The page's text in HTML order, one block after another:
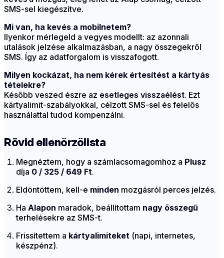
SMS-sel kiegészítve.
Mi van, ha kevés a mobilnetem?
Ilyenkor mérlegeld a vegyes modellt: az azonnali
utalások jelzése alkalmazásban, a nagy összegekről
SMS. Így az adatforgalom is visszafogott.
Milyen kockázat, ha nem kérek értesítést a kártyás
tételekre?
Később veszed észre az esetleges visszaélést. Ezt
kártyalimit-szabályokkal, célzott SMS-sel és felelős
használattal tudod kompenzálni.
Rövid ellenőrzőlista
Megnéztem, hogy a számlacsomagomhoz a Plusz
díja 0 / 325 / 649 Ft.
Eldöntöttem, kell-e minden mozgásról perces jelzés.
Ha Alapon maradok, beállítottam nagy összegű
terhelésekre az SMS-t.
Frissítettem a kártyalimiteket (napi, internetes,
készpénz).